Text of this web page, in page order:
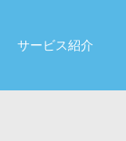
サービス紹介